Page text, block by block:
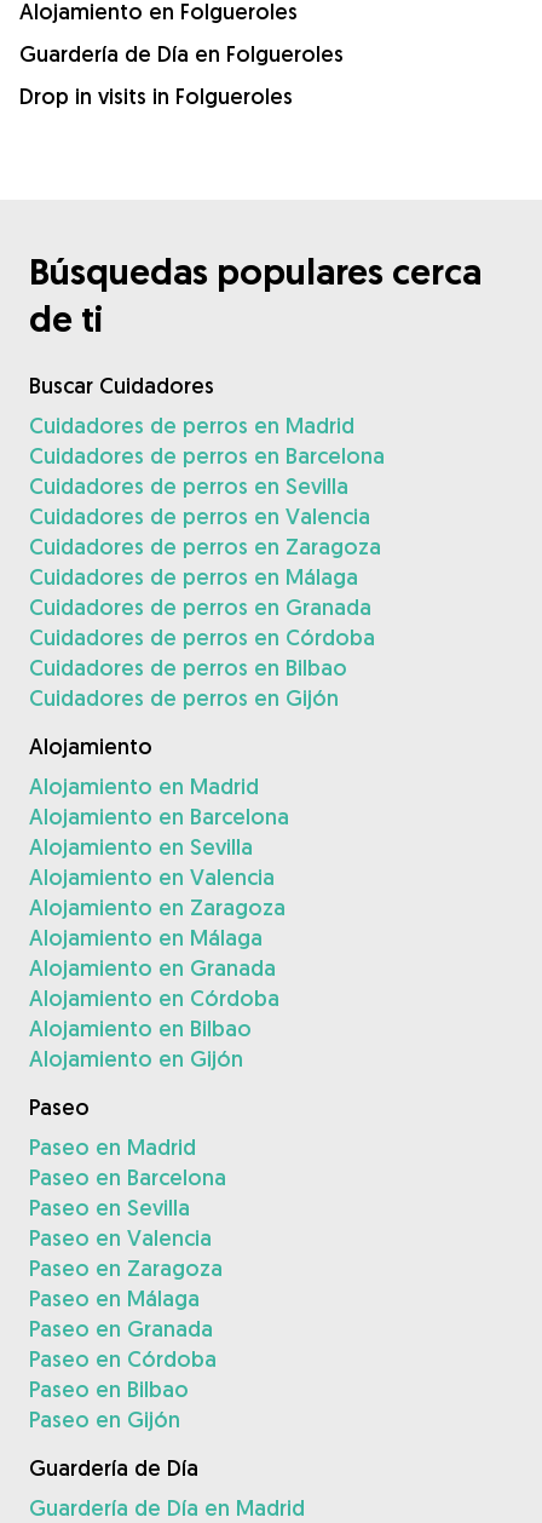
Alojamiento en Folgueroles
Guardería de Día en Folgueroles
Drop in visits in Folgueroles
Búsquedas populares cerca
de ti
Buscar Cuidadores
Cuidadores de perros en Madrid
Cuidadores de perros en Barcelona
Cuidadores de perros en Sevilla
Cuidadores de perros en Valencia
Cuidadores de perros en Zaragoza
Cuidadores de perros en Málaga
Cuidadores de perros en Granada
Cuidadores de perros en Córdoba
Cuidadores de perros en Bilbao
Cuidadores de perros en Gijón
Alojamiento
Alojamiento en Madrid
Alojamiento en Barcelona
Alojamiento en Sevilla
Alojamiento en Valencia
Alojamiento en Zaragoza
Alojamiento en Málaga
Alojamiento en Granada
Alojamiento en Córdoba
Alojamiento en Bilbao
Alojamiento en Gijón
Paseo
Paseo en Madrid
Paseo en Barcelona
Paseo en Sevilla
Paseo en Valencia
Paseo en Zaragoza
Paseo en Málaga
Paseo en Granada
Paseo en Córdoba
Paseo en Bilbao
Paseo en Gijón
Guardería de Día
Guardería de Día en Madrid